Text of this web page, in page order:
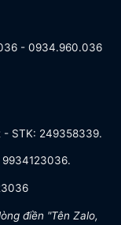
- 0934.960.036
- STK: 249358339.
điền "Tên Zalo,